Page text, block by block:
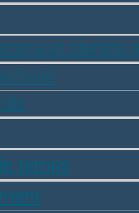
et Identité
temps